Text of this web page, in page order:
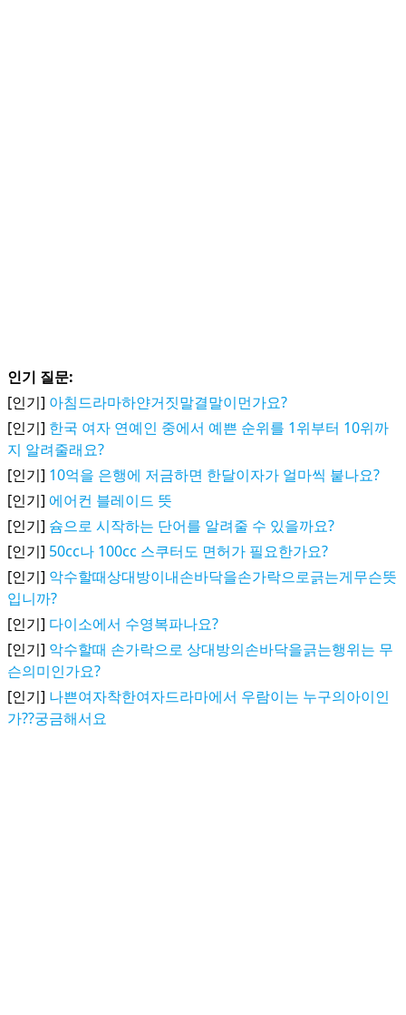
인기 질문:
[인기] 아침드라마하얀거짓말결말이먼가요?
[인기] 한국 여자 연예인 중에서 예쁜 순위를 1위부터 10위까
지 알려줄래요?
[인기] 10억을 은행에 저금하면 한달이자가 얼마씩 붙나요?
[인기] 에어컨 블레이드 뜻
[인기] 슘으로 시작하는 단어를 알려줄 수 있을까요?
[인기] 50cc나 100cc 스쿠터도 면허가 필요한가요?
[인기] 악수할때상대방이내손바닥을손가락으로긁는게무슨뜻
입니까?
[인기] 다이소에서 수영복파나요?
[인기] 악수할때 손가락으로 상대방의손바닥을긁는행위는 무
슨의미인가요?
[인기] 나쁜여자착한여자드라마에서 우람이는 누구의아이인
가??궁금해서요